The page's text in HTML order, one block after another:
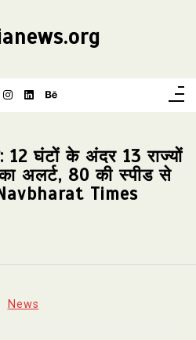
घंटों के अंदर 13 राज्यों
अलर्ट, 80 की स्पीड से
Times
News